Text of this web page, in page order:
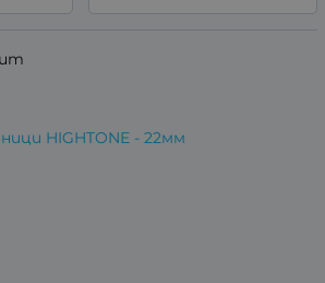
HIGHTONE - 22мм